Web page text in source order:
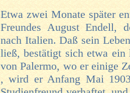
Etwa zwei Monate später
Freundes August Endell,
nach Italien. Daß sein
ließ, bestätigt sich etwa ein
von Palermo, wo er einige
, wird er Anfang Mai